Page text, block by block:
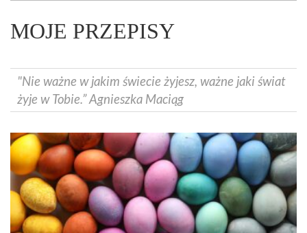
MOJE PRZEPISY
"Nie ważne w jakim świecie żyjesz, ważne jaki świat
żyje w Tobie.” Agnieszka Maciąg